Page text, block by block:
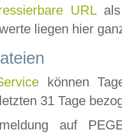
URLals
liegen hier
können
31 Tage
auf